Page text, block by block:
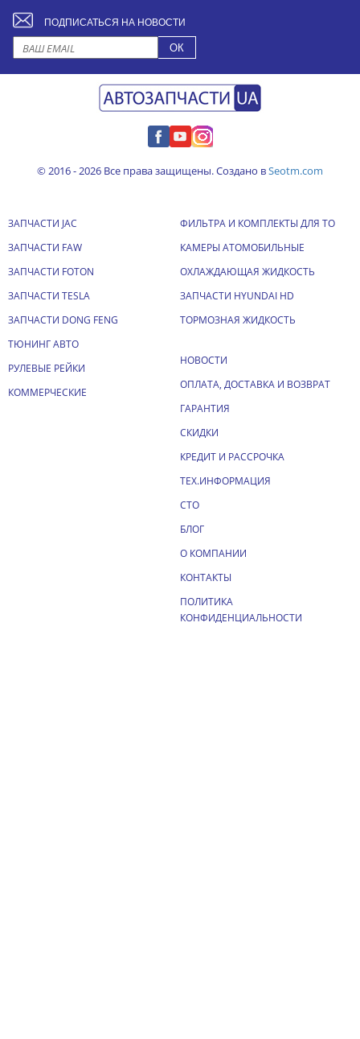
ПОДПИСАТЬСЯ НА НОВОСТИ
© 2016 - 2026 Все права защищены. Создано вSeotm.com
ЗАПЧАСТИ JAC
ЗАПЧАСТИ FAW
ЗАПЧАСТИ FOTON
ЗАПЧАСТИ TESLA
ЗАПЧАСТИ DONG FENG
ТЮНИНГ АВТО
РУЛЕВЫЕ РЕЙКИ
КОММЕРЧЕСКИЕ
ФИЛЬТРА И КОМПЛЕКТЫ ДЛЯ ТО
КАМЕРЫ АТОМОБИЛЬНЫЕ
ОХЛАЖДАЮЩАЯ ЖИДКОСТЬ
ЗАПЧАСТИ HYUNDAI HD
ТОРМОЗНАЯ ЖИДКОСТЬ
НОВОСТИ
ОПЛАТА, ДОСТАВКА И ВОЗВРАТ
ГАРАНТИЯ
СКИДКИ
КРЕДИТ И РАССРОЧКА
ТЕХ.ИНФОРМАЦИЯ
СТО
БЛОГ
О КОМПАНИИ
КОНТАКТЫ
ПОЛИТИКА
КОНФИДЕНЦИАЛЬНОСТИ